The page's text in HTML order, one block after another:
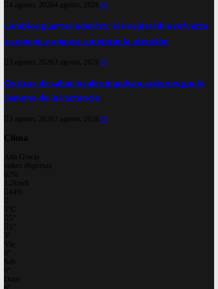
4 agosto, 20264 agosto, 2026 0
Cambios puertas adentro: el Hospital Illia refuerza
su equipo y apunta a mejorar la atención
3 agosto, 2026 3 agosto, 2026 0
Centros de salud locales impulsan acciones por la
Semana de la Lactancia
3 agosto, 2026 3 agosto, 2026 0
Clima
Alta Gracia
nubes dispersas
62%
1.2km/h
44%
5 C
5
5
5
Vie
9
Sab
6
Dom